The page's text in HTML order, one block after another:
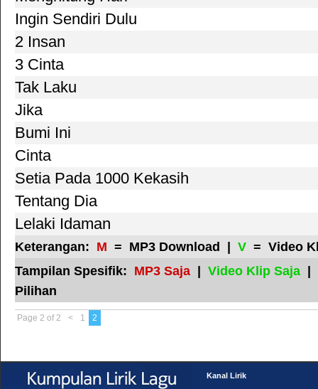
Ingin Sendiri Dulu
2 Insan
3 Cinta
Tak Laku
Jika
Bumi Ini
Cinta
Setia Pada 1000 Kekasih
Tentang Dia
Lelaki Idaman
Keterangan: M = MP3 Download | V = Video
Tampilan Spesifik: MP3 Saja | Video Klip Saja |
Pilihan
Page 2 of 2 < 1 2
Kanal Lirik